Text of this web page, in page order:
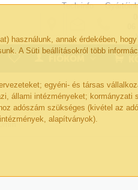
használunk, annak érdekében,
A Süti beállításokról több
egyéni- és társas
állami intézményeket; kormányzati
adószám szükséges (kivétel az
alapítványok).
Tech-info Gyártóink
0